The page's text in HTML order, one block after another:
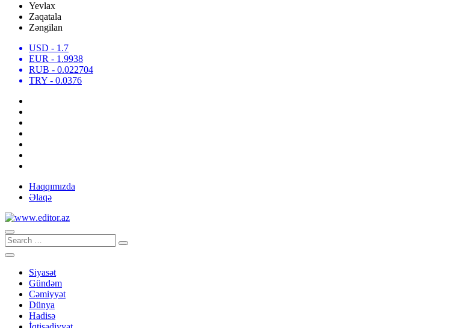
Yevlax
Zaqatala
Zəngilan
USD - 1.7
EUR - 1.9938
RUB - 0.022704
TRY - 0.0376
Haqqımızda
Əlaqə
Siyasət
Gündəm
Cəmiyyət
Dünya
Hadisə